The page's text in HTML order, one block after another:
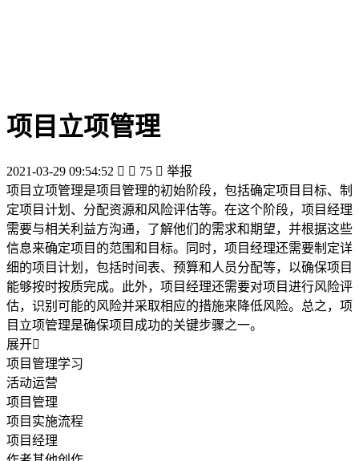
项目立项管理
2021-03-29 09:54:52   75  举报
项目立项管理是项目管理的初始阶段，包括确定项目目标、制
定项目计划、分配资源和风险评估等。在这个阶段，项目经理
需要与相关利益方沟通，了解他们的需求和期望，并根据这些
信息来确定项目的范围和目标。同时，项目经理还需要制定详
细的项目计划，包括时间表、预算和人员分配等，以确保项目
能够按时按质完成。此外，项目经理还需要对项目进行风险评
估，识别可能的风险并采取相应的措施来降低风险。总之，项
目立项管理是确保项目成功的关键步骤之一。
展开
项目管理学习
活动运营
项目管理
项目实施流程
项目经理